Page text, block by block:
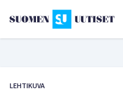
LEHTIKUVA